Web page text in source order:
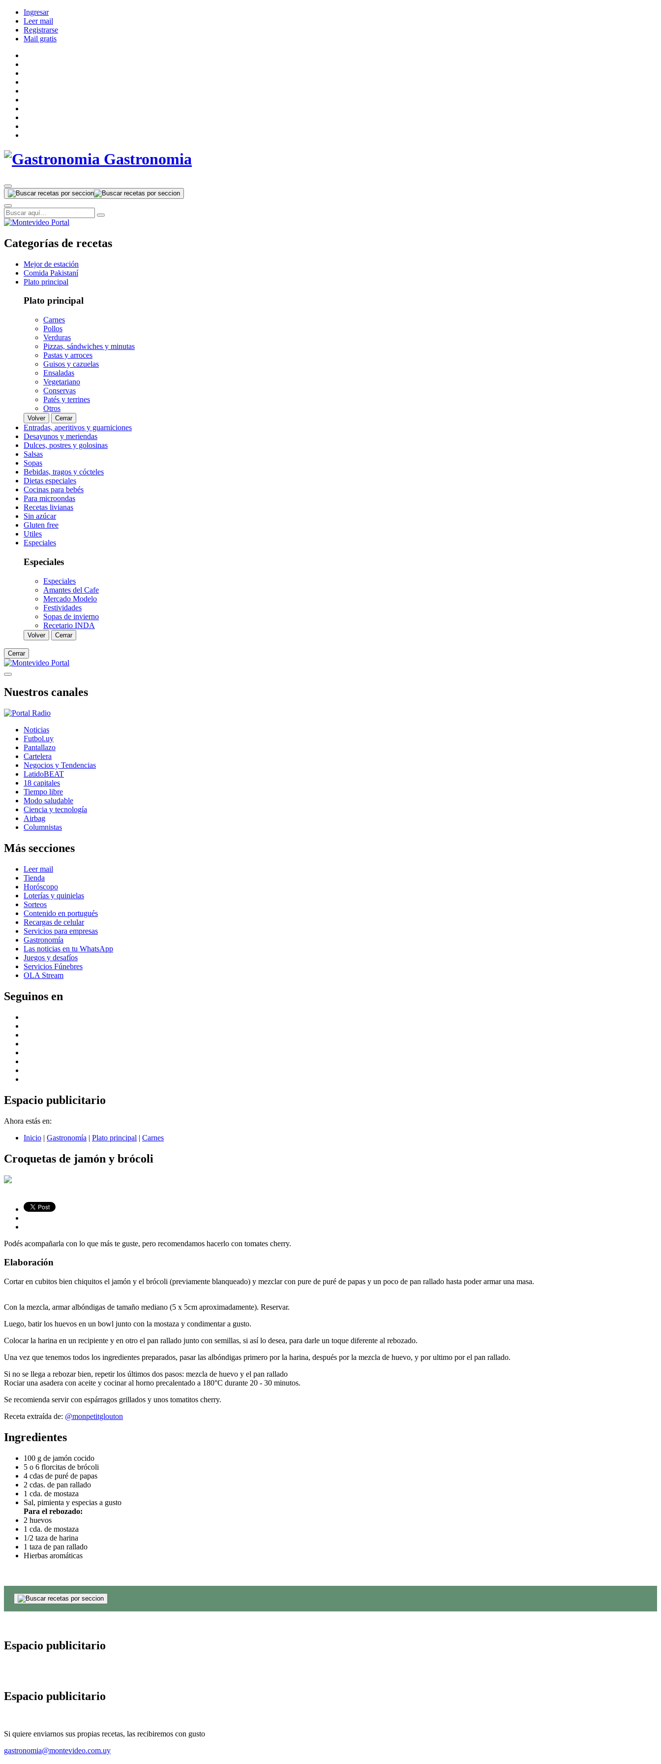
Ingresar
Leer mail
Registrarse
Mail gratis
Gastronomia
Categorías de recetas
Mejor de estación
Comida Pakistaní
Plato principal
Plato principal
Carnes
Pollos
Verduras
Pizzas, sándwiches y minutas
Pastas y arroces
Guisos y cazuelas
Ensaladas
Vegetariano
Conservas
Patés y terrines
Otros
Volver Cerrar
Entradas, aperitivos y guarniciones
Desayunos y meriendas
Dulces, postres y golosinas
Salsas
Sopas
Bebidas, tragos y cócteles
Dietas especiales
Cocinas para bebés
Para microondas
Recetas livianas
Sin azúcar
Gluten free
Utiles
Especiales
Especiales
Especiales
Amantes del Cafe
Mercado Modelo
Festividades
Sopas de invierno
Recetario INDA
Volver Cerrar
Cerrar
Nuestros canales
Noticias
Futbol.uy
Pantallazo
Cartelera
Negocios y Tendencias
LatidoBEAT
18 capitales
Tiempo libre
Modo saludable
Ciencia y tecnología
Airbag
Columnistas
Más secciones
Leer mail
Tienda
Horóscopo
Loterías y quinielas
Sorteos
Contenido en portugués
Recargas de celular
Servicios para empresas
Gastronomía
Las noticias en tu WhatsApp
Juegos y desafíos
Servicios Fúnebres
OLA Stream
Seguinos en
Espacio publicitario
Ahora estás en:
Inicio | Gastronomía | Plato principal | Carnes
Croquetas de jamón y brócoli
Podés acompañarla con lo que más te guste, pero recomendamos hacerlo con tomates cherry.
Elaboración
Cortar en cubitos bien chiquitos el jamón y el brócoli (previamente blanqueado) y mezclar con pure de puré de papas y un poco de pan rallado hasta poder armar una masa.
Con la mezcla, armar albóndigas de tamaño mediano (5 x 5cm aproximadamente). Reservar.
Luego, batir los huevos en un bowl junto con la mostaza y condimentar a gusto.
Colocar la harina en un recipiente y en otro el pan rallado junto con semillas, si así lo desea, para darle un toque diferente al rebozado.
Una vez que tenemos todos los ingredientes preparados, pasar las albóndigas primero por la harina, después por la mezcla de huevo, y por ultimo por el pan rallado.
Si no se llega a rebozar bien, repetir los últimos dos pasos: mezcla de huevo y el pan rallado
Rociar una asadera con aceite y cocinar al horno precalentado a 180°C durante 20 - 30 minutos.
Se recomienda servir con espárragos grillados y unos tomatitos cherry.
Receta extraída de: @monpetitglouton
Ingredientes
100 g de jamón cocido
5 o 6 florcitas de brócoli
4 cdas de puré de papas
2 cdas. de pan rallado
1 cda. de mostaza
Sal, pimienta y especias a gusto
Para el rebozado:
2 huevos
1 cda. de mostaza
1/2 taza de harina
1 taza de pan rallado
Hierbas aromáticas
Espacio publicitario
Espacio publicitario
Si quiere enviarnos sus propias recetas, las recibiremos con gusto
gastronomia@montevideo.com.uy